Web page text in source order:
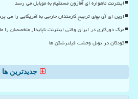
اینترنت ماهواره ای آمازون مستقیم به موبایل می رسد
اوپن ای آی بهای ترجیح کارمندان خارجی به آمریکایی را می
مرگ دورکاری در ایران وقتی اینترنت ناپایدار متخصصان را
کودکان در تونل وحشت فیلترشکن ها
جدیدترین ها